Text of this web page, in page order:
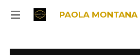
Passer
principal